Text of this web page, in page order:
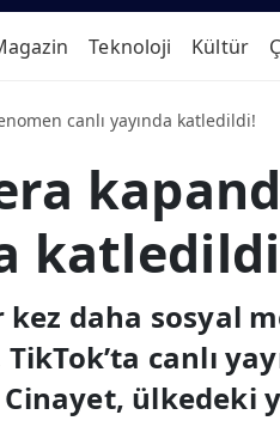
Teknoloji Kültür
canlı yayında katledildi!
daha sosyal
canlı
Cinayet, ülkedeki